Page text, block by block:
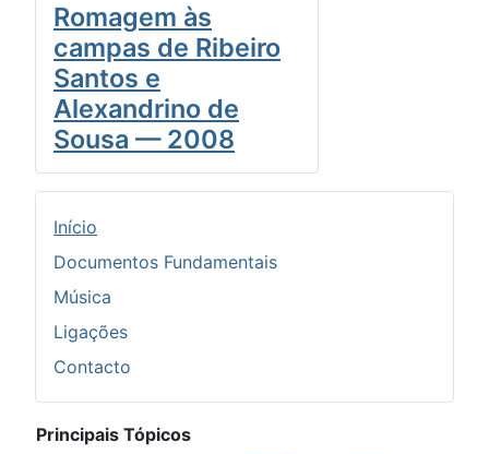
Romagem às
campas de Ribeiro
Santos e
Alexandrino de
Sousa — 2008
Início
Documentos Fundamentais
Música
Ligações
Contacto
Principais Tópicos